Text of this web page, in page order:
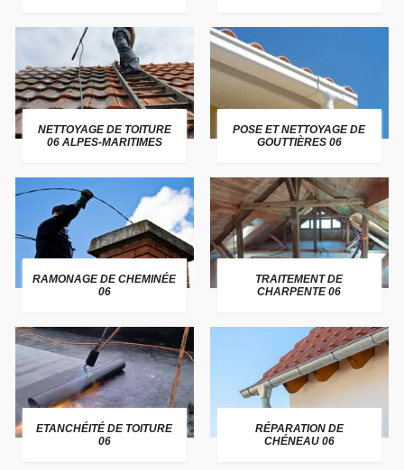
NETTOYAGE DE TOITURE
06 ALPES-MARITIMES
POSE ET NETTOYAGE DE
GOUTTIÈRES 06
RAMONAGE DE CHEMINÉE
06
TRAITEMENT DE
CHARPENTE 06
ETANCHÉITÉ DE TOITURE
06
RÉPARATION DE
CHÉNEAU 06